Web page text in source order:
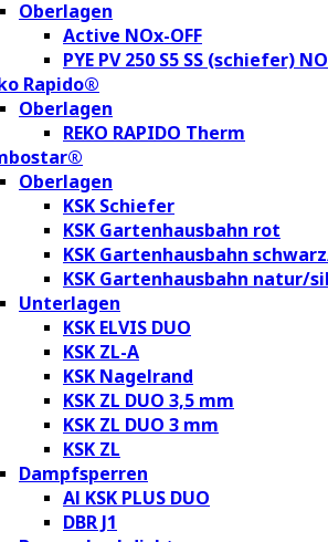
Oberlagen
Active NOx-OFF
PYE PV 250 S5 SS (schiefer)
Rapido®
Oberlagen
REKO RAPIDO Therm
Oberlagen
KSK Schiefer
KSK Gartenhausbahn rot
KSK Gartenhausbahn
KSK Gartenhausbahn natur/
Unterlagen
KSK ELVIS DUO
KSK ZL-A
KSK Nagelrand
KSK ZL DUO 3,5 mm
KSK ZL DUO 3 mm
KSK ZL
Dampfsperren
Al KSK PLUS DUO
DBR J1